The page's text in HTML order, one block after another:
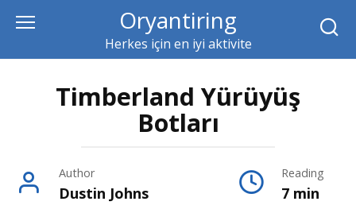
content
Oryantiring
Herkes için en iyi aktivite
Timberland Yürüyüş
Botları
Author
Dustin Johns
Reading
7 min